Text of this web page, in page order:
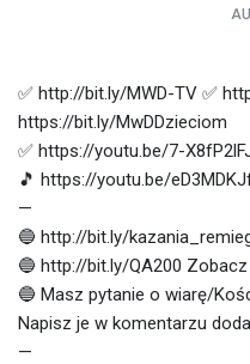
✅ http://bit.ly/MWD-TV ✅
https://bit.ly/MwDDzieciom
✅ https://youtu.be/7-
🎵 https://youtu.be/
—
🔵 http://bit.ly/
🔵 http://bit.ly/QA200
🔵 Masz pytanie o wiarę/
Napisz je w komentarzu
—